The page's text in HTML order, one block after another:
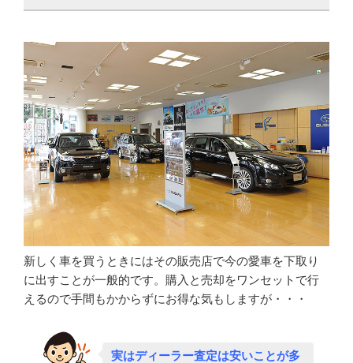
新しく車を買うときにはその販売店で今の愛車を下取り
に出すことが一般的です。購入と売却をワンセットで行
えるので手間もかからずにお得な気もしますが・・・
実はディーラー査定は安いことが多